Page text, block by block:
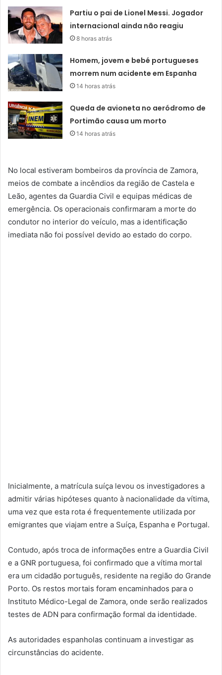
Partiu o pai de Lionel Messi. Jogador
internacional ainda não reagiu
8 horas atrás
Homem, jovem e bebé portugueses
morrem num acidente em Espanha
14 horas atrás
Queda de avioneta no aeródromo de
Portimão causa um morto
14 horas atrás
No local estiveram bombeiros da província de Zamora,
meios de combate a incêndios da região de Castela e
Leão, agentes da Guardia Civil e equipas médicas de
emergência. Os operacionais confirmaram a morte do
condutor no interior do veículo, mas a identificação
imediata não foi possível devido ao estado do corpo.
Inicialmente, a matrícula suíça levou os investigadores a
admitir várias hipóteses quanto à nacionalidade da vítima,
uma vez que esta rota é frequentemente utilizada por
emigrantes que viajam entre a Suíça, Espanha e Portugal.
Contudo, após troca de informações entre a Guardia Civil
e a GNR portuguesa, foi confirmado que a vítima mortal
era um cidadão português, residente na região do Grande
Porto. Os restos mortais foram encaminhados para o
Instituto Médico-Legal de Zamora, onde serão realizados
testes de ADN para confirmação formal da identidade.
As autoridades espanholas continuam a investigar as
circunstâncias do acidente.